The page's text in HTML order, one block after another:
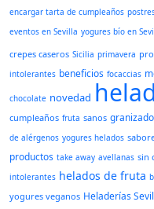
encargar tarta de cumpleaños
eventos en Sevilla yogures bío en
crepes caseros Sicilia primavera
intolerantes beneficios focaccias
chocolate novedad
cumpleaños fruta sanos
de alérgenos yogures helados
productos take away avellanas sin
intolerantes helados de fruta
yogures veganos Heladerías